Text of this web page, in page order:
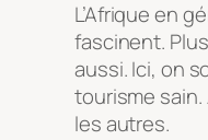
L’Afrique en
fascinent.
aussi. Ici, on
tourisme
les autres.